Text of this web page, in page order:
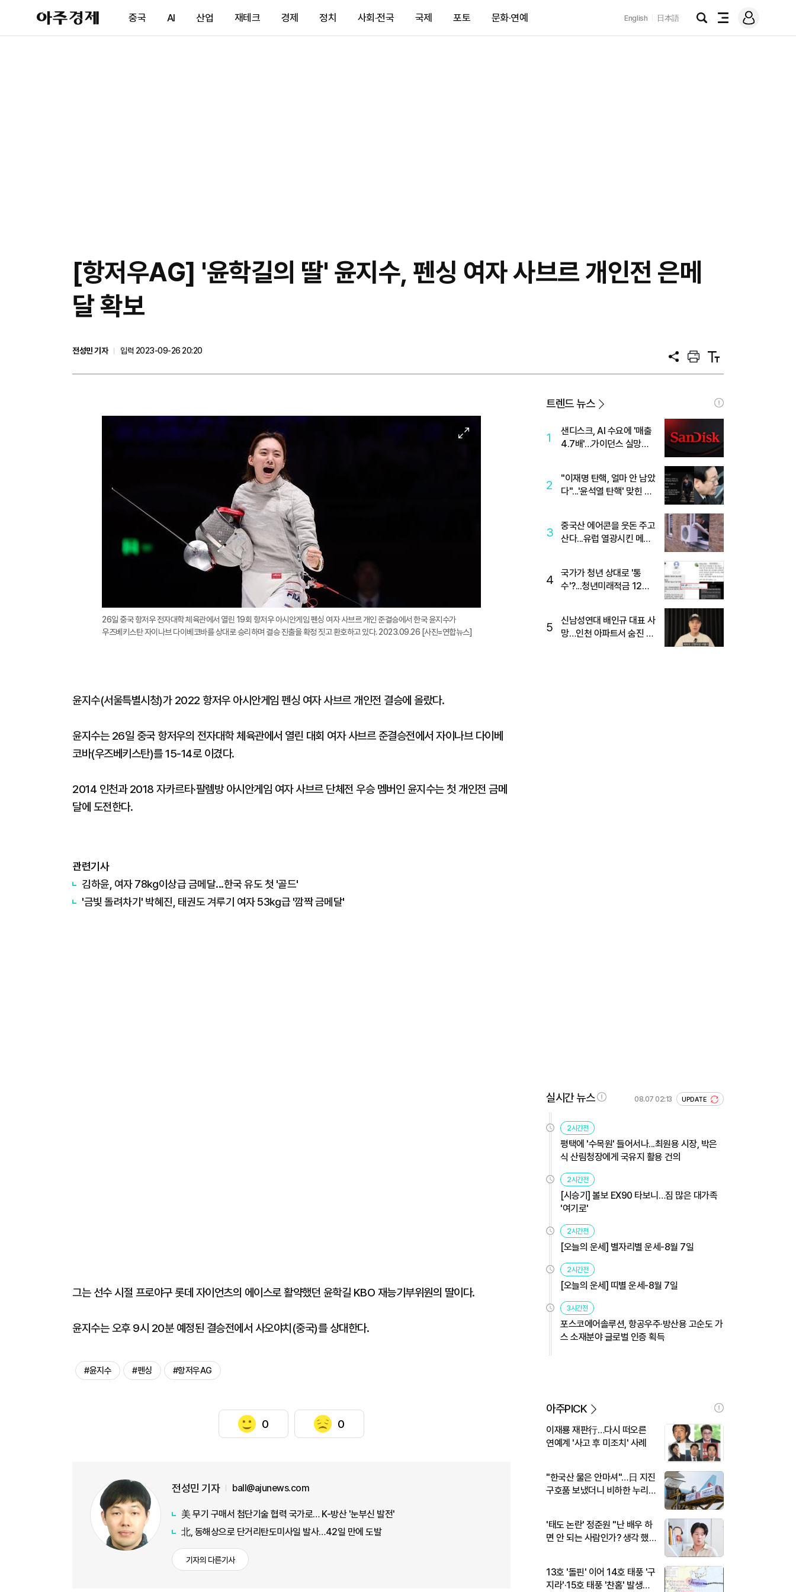
아
주
제
중국 AI 산업 재테크 경제 정치 사회·전국 국제 포토 문화·연예 English 日本語
검
전
메
그
​[항저우AG] '윤학길의 딸' 윤지수, 펜싱 여자 사브르 개인전 은메
달 확보
전성민 기자
입력 2023-09-26 20:20
공
프
트
텍
트
26일 중국 항저우 전자대학 체육관에서 열린 19회 항저우 아시안게임 펜싱 여자 사브르 개인 준결승에서 한국 윤지수가
우즈베키스탄 자이나브 다이베코바를 상대로 승리하며 결승 진출을 확정 짓고 환호하고 있다. 2023.09.26 [사진=연합뉴스]
윤지수(서울특별시청)가 2022 항저우 아시안게임 펜싱 여자 사브르 개인전 결승에 올랐다.
윤지수는 26일 중국 항저우의 전자대학 체육관에서 열린 대회 여자 사브르 준결승전에서 자이나브 다이베
코바(우즈베키스탄)를 15-14로 이겼다.
2014 인천과 2018 자카르타·팔렘방 아시안게임 여자 사브르 단체전 우승 멤버인 윤지수는 첫 개인전 금메
달에 도전한다.
관련기사
김하윤, 여자 78㎏이상급 금메달...한국 유도 첫 '골드'
​'금빛 돌려차기' 박혜진, 태권도 겨루기 여자 53㎏급 '깜짝 금메달'
그는 선수 시절 프로야구 롯데 자이언츠의 에이스로 활약했던 윤학길 KBO 재능기부위원의 딸이다.
윤지수는 오후 9시 20분 예정된 결승전에서 사오야치(중국)를 상대한다.
#윤지수 #펜싱 #항저우AG
0 0
전성민 기자 ball@ajunews.com
美 무기 구매서 첨단기술 협력 국가로… K-방산 '눈부신 발전'
北, 동해상으로 단거리탄도미사일 발사…42일 만에 도발
기자의 다른기사
트렌드 뉴스
1
샌디스크, AI 수요에 '매출
4.7배'…가이던스 실망에
2
"이재명 탄핵, 얼마 안 남았
다"...'윤석열 탄핵' 맞힌 무
3
중국산 에어콘을 웃돈 주고
산다...유럽 열광시킨 메이
4
국가가 청년 상대로 '통
수'?...청년미래적금 12%
5
신남성연대 배인규 대표 사
망…인천 아파트서 숨진 채
실시간 뉴스 08.07 02:13 UPDATE
2시간전
평택에 '수목원' 들어서나...최원용 시장, 박은
식 산림청장에게 국유지 활용 건의
2시간전
[시승기] 볼보 EX90 타보니…짐 많은 대가족
'여기로'
2시간전
[오늘의 운세] 별자리별 운세-8월 7일
2시간전
[오늘의 운세] 띠별 운세-8월 7일
3시간전
포스코에어솔루션, 항공우주·방산용 고순도 가
스 소재분야 글로벌 인증 획득
아주PICK
이재룡 재판行…다시 떠오른
연예계 '사고 후 미조치' 사례
"한국산 물은 안마셔"…日 지진
구호품 보냈더니 비하한 누리
'태도 논란' 정준원 "난 배우 하
면 안 되는 사람인가? 생각 했
13호 '돌핀' 이어 14호 태풍 '구
지라'·15호 태풍 '찬홈' 발생…